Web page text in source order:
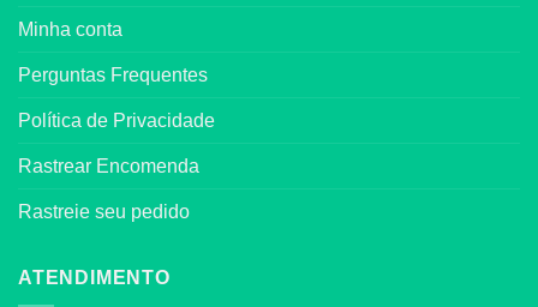
Minha conta
Perguntas Frequentes
Política de Privacidade
Rastrear Encomenda
Rastreie seu pedido
ATENDIMENTO